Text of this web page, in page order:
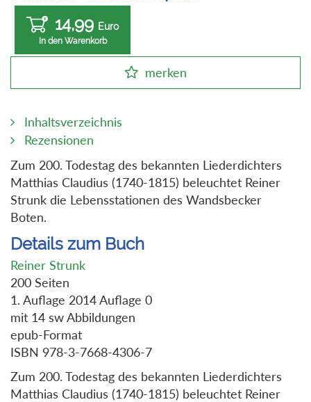
14,99 Euro
In den Warenkorb
merken
Inhaltsverzeichnis
Rezensionen
Zum 200. Todestag des bekannten Liederdichters
Matthias Claudius (1740-1815) beleuchtet Reiner
Strunk die Lebensstationen des Wandsbecker
Boten.
Details zum Buch
Reiner Strunk
200 Seiten
1. Auflage 2014 Auflage 0
mit 14 sw Abbildungen
epub-Format
ISBN 978-3-7668-4306-7
Zum 200. Todestag des bekannten Liederdichters
Matthias Claudius (1740-1815) beleuchtet Reiner